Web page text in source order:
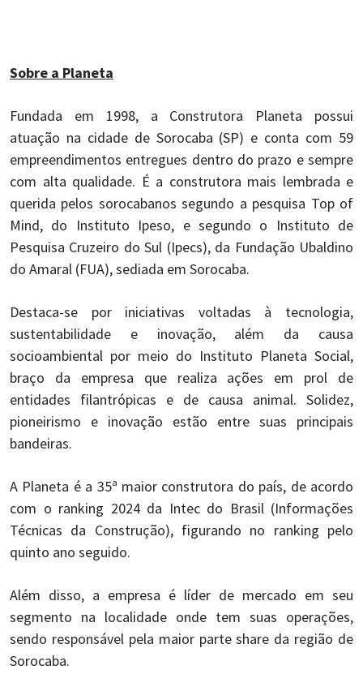
Sobre a Planeta
Fundada em 1998, a Construtora Planeta possui
atuação na cidade de Sorocaba (SP) e conta com 59
empreendimentos entregues dentro do prazo e sempre
com alta qualidade. É a construtora mais lembrada e
querida pelos sorocabanos segundo a pesquisa Top of
Mind, do Instituto Ipeso, e segundo o Instituto de
Pesquisa Cruzeiro do Sul (Ipecs), da Fundação Ubaldino
do Amaral (FUA), sediada em Sorocaba.
Destaca-se por iniciativas voltadas à tecnologia,
sustentabilidade e inovação, além da causa
socioambiental por meio do Instituto Planeta Social,
braço da empresa que realiza ações em prol de
entidades filantrópicas e de causa animal. Solidez,
pioneirismo e inovação estão entre suas principais
bandeiras.
A Planeta é a 35ª maior construtora do país, de acordo
com o ranking 2024 da Intec do Brasil (Informações
Técnicas da Construção), figurando no ranking pelo
quinto ano seguido.
Além disso, a empresa é líder de mercado em seu
segmento na localidade onde tem suas operações,
sendo responsável pela maior parte share da região de
Sorocaba.